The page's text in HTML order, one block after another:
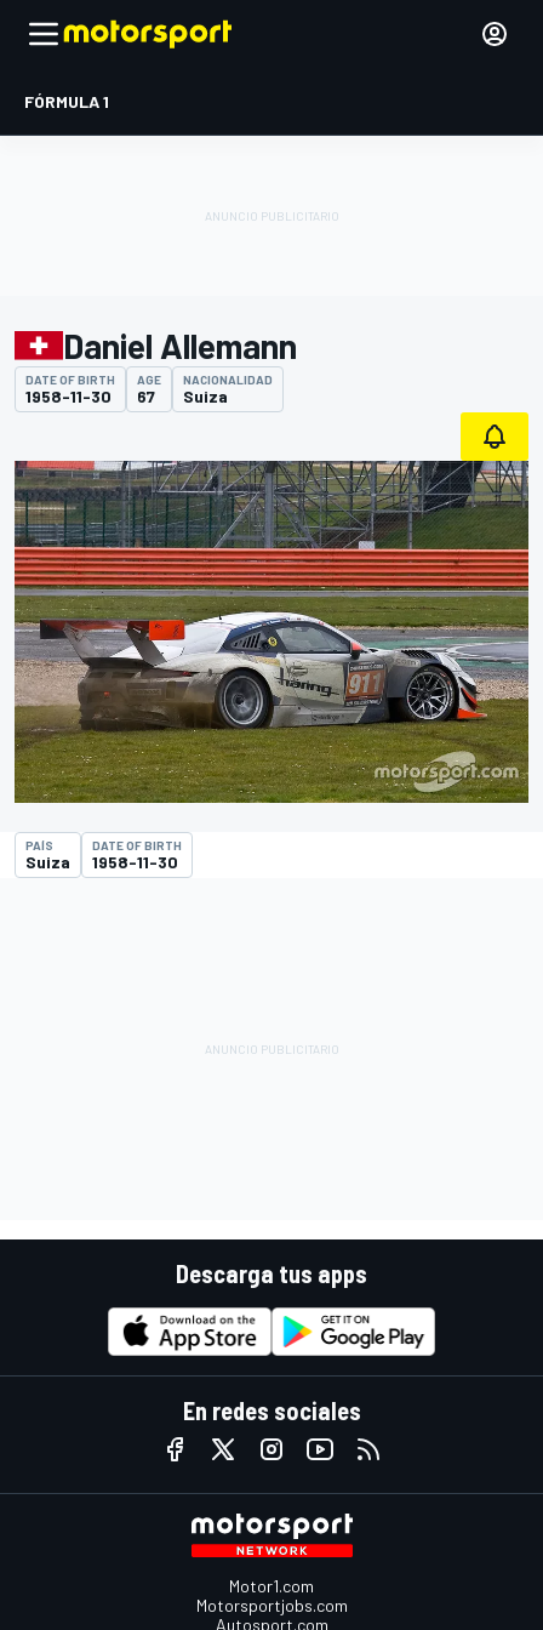
FÓRMULA 1
Daniel Allemann
DATE OF BIRTH
1958-11-30
AGE
67
NACIONALIDAD
Suiza
PAÍS
Suiza
DATE OF BIRTH
1958-11-30
Descarga tus apps
En redes sociales
Motor1.com
Motorsportjobs.com
Autosport.com